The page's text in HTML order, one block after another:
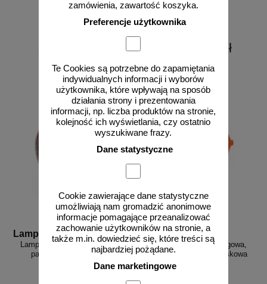
zamówienia, zawartość koszyka.
Preferencje użytkownika
Te Cookies są potrzebne do zapamiętania
indywidualnych informacji i wyborów
użytkownika, które wpływają na sposób
działania strony i prezentowania
informacji, np. liczba produktów na stronie,
kolejność ich wyświetlania, czy ostatnio
wyszukiwane frazy.
Dane statystyczne
Cookie zawierające dane statystyczne
umożliwiają nam gromadzić anonimowe
informacje pomagające przeanalizować
zachowanie użytkowników na stronie, a
także m.in. dowiedzieć się, które treści są
najbardziej pożądane.
Dane marketingowe
do koszyka
od 1199,25 zł
do koszyka
Lampa LED 34
Lampa ostrzegawcza drogowa,
panel LED 34 cm - błysk
standardowy
Lampa LED 2x34
Lampa ostrzegawcza drogowa,
panel LED 2x34 cm - błyskowa